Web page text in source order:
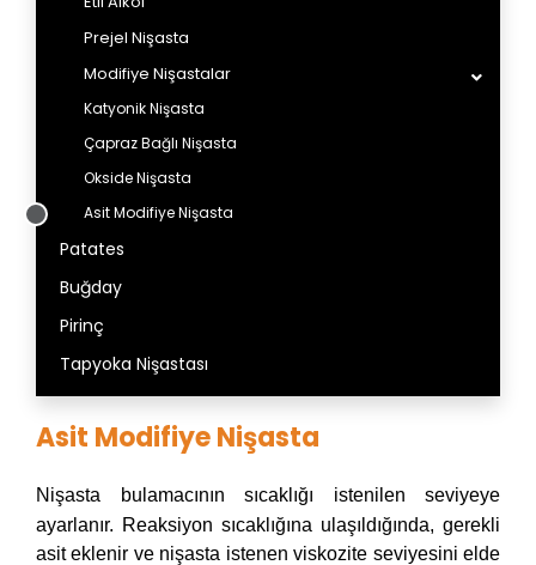
Prejel Nişasta
Modifiye Nişastalar
Katyonik Nişasta
Çapraz Bağlı Nişasta
Okside Nişasta
Asit Modifiye Nişasta
Patates
Buğday
Pirinç
Tapyoka Nişastası
Asit Modifiye Nişasta
Nişasta bulamacının sıcaklığı istenilen seviyeye
ayarlanır. Reaksiyon sıcaklığına ulaşıldığında, gerekli
asit eklenir ve nişasta istenen viskozite seviyesini elde